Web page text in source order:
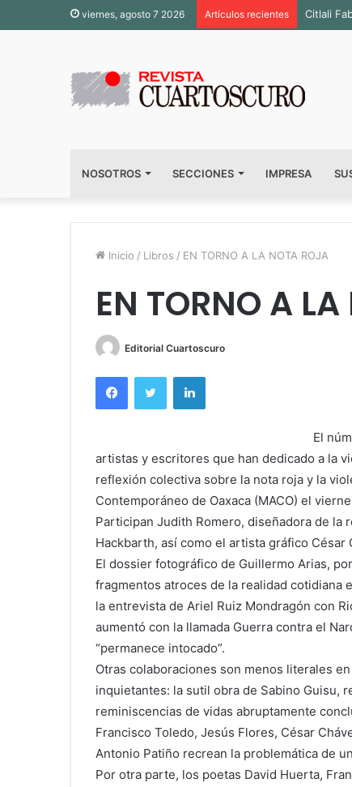
viernes, agosto 7 2026 Artículos recientes
NOSOTROS SECCIONES IMPRESA
Inicio / Libros / EN TORNO A LA NOTA ROJA
EN TORNO A
Editorial Cuartoscuro
FacebookTwitter LinkedIn
El
artistas y escritores que han dedicado a la
reflexión colectiva sobre la nota roja y la
Contemporáneo de Oaxaca (MACO) el
Participan Judith Romero, diseñadora de
Hackbarth, así como el artista gráfico César
El dossier fotográfico de Guillermo Arias,
fragmentos atroces de la realidad cotidiana
la entrevista de Ariel Ruiz Mondragón con
aumentó con la llamada Guerra contra el
“permanece intocado”.
Otras colaboraciones son menos literales
inquietantes: la sutil obra de Sabino Guisu,
reminiscencias de vidas abruptamente
Francisco Toledo, Jesús Flores, César
Antonio Patiño recrean la problemática de
Por otra parte, los poetas David Huerta,